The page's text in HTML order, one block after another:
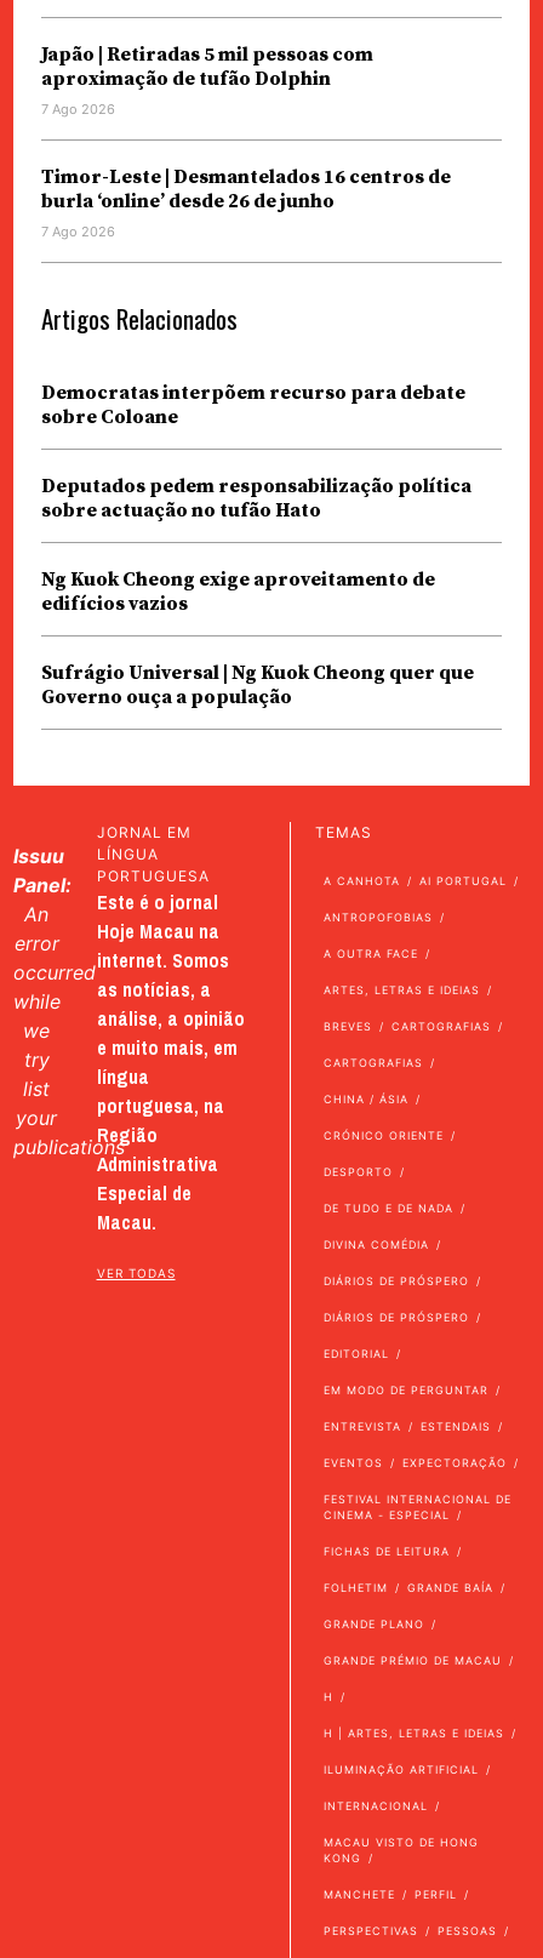
Japão | Retiradas 5 mil pessoas com
aproximação de tufão Dolphin
7 Ago 2026
Timor-Leste | Desmantelados 16 centros de
burla ‘online’ desde 26 de junho
7 Ago 2026
Artigos Relacionados
Democratas interpõem recurso para debate
sobre Coloane
Deputados pedem responsabilização política
sobre actuação no tufão Hato
Ng Kuok Cheong exige aproveitamento de
edifícios vazios
Sufrágio Universal | Ng Kuok Cheong quer que
Governo ouça a população
Issuu
Panel:
An
error
occurred
while
we
try
list
your
publications
JORNAL EM
LÍNGUA
PORTUGUESA
Este é o jornal
Hoje Macau na
internet. Somos
as notícias, a
análise, a opinião
e muito mais, em
língua
portuguesa, na
Região
Administrativa
Especial de
Macau.
VER TODAS
TEMAS
A CANHOTA AI PORTUGAL
ANTROPOFOBIAS
A OUTRA FACE
ARTES, LETRAS E IDEIAS
BREVES CARTOGRAFIAS
CARTOGRAFIAS
CHINA / ÁSIA
CRÓNICO ORIENTE
DESPORTO
DE TUDO E DE NADA
DIVINA COMÉDIA
DIÁRIOS DE PRÓSPERO
DIÁRIOS DE PRÓSPERO
EDITORIAL
EM MODO DE PERGUNTAR
ENTREVISTA ESTENDAIS
EVENTOS EXPECTORAÇÃO
FESTIVAL INTERNACIONAL DE
CINEMA - ESPECIAL
FICHAS DE LEITURA
FOLHETIM GRANDE BAÍA
GRANDE PLANO
GRANDE PRÉMIO DE MACAU
H
H | ARTES, LETRAS E IDEIAS
ILUMINAÇÃO ARTIFICIAL
INTERNACIONAL
MACAU VISTO DE HONG
KONG
MANCHETE PERFIL
PERSPECTIVAS PESSOAS